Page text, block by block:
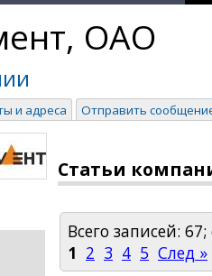
ОАО
и адреса Отправить
Статьи
Всего записей:
1 2 3 4 5 След »